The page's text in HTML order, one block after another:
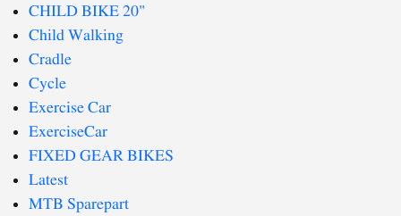
CHILD BIKE 20"
Child Walking
Cradle
Cycle
Exercise Car
ExerciseCar
FIXED GEAR BIKES
Latest
MTB Sparepart